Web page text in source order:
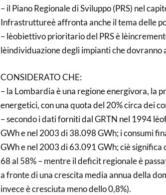
– il Piano Regionale di Sviluppo (PRS) nel
Infrastruttureè affronta anche il tema delle
– lèobiettivo prioritario del PRS è
lèindividuazione degli impianti che dovranno
CONSIDERATO CHE:
– la Lombardia è una regione energivora, la
energetici, con una quota del 20% circa dei
– secondo i dati forniti dal GRTN nel 1994
GWh e nel 2003 di 38.098 GWh; i consumi
GWh e nel 2003 di 63.091 GWh; ciè significa
68 al 58% – mentre il deficit regionale è
a fronte di una crescita media annua della
invece è cresciuta meno dello 0,8%).